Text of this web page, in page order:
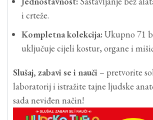
i crteže.
Kompletna kolekcija: Ukupno 71
uključuje cijeli kostur, organe i
Slušaj, zabavi se i nauči – pretvorite
laboratorij i istražite tajne ljudske
sada neviđen način!